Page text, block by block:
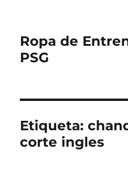
Ropa de
PSG
Etiqueta:
corte ingles